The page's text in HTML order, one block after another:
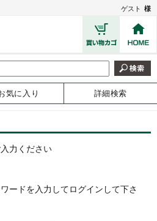
ゲスト 様
気に入り 詳細検索
力ください
ードを入力してログインして下さ